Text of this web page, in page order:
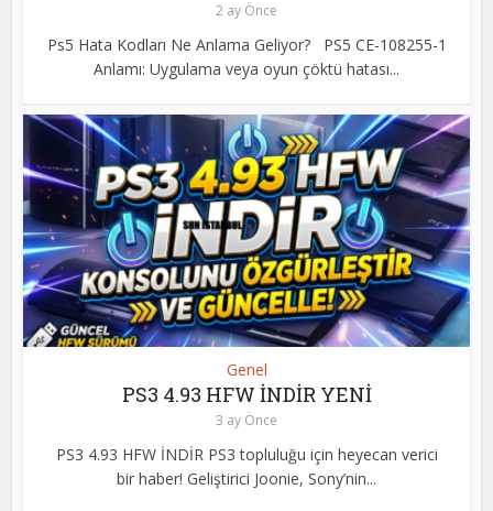
2 ay Önce
Ps5 Hata Kodları Ne Anlama Geliyor? PS5 CE-108255-1
Anlamı: Uygulama veya oyun çöktü hatası...
Genel
PS3 4.93 HFW İNDİR YENİ
3 ay Önce
PS3 4.93 HFW İNDİR PS3 topluluğu için heyecan verici
bir haber! Geliştirici Joonie, Sony’nin...